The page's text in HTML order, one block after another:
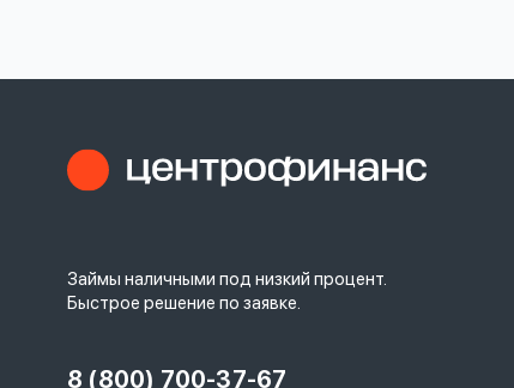
Займы наличными под низкий процент.
Быстрое решение по заявке.
8 (800) 700-37-67
Войти под другим номером